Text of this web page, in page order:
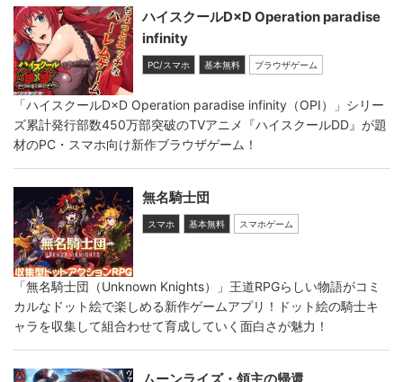
ハイスクールD×D Operation paradise
infinity
PC/スマホ 基本無料 ブラウザゲーム
「ハイスクールD×D Operation paradise infinity（OPI）」シリー
ズ累計発行部数450万部突破のTVアニメ『ハイスクールDD』が題
材のPC・スマホ向け新作ブラウザゲーム！
無名騎士団
スマホ 基本無料 スマホゲーム
「無名騎士団（Unknown Knights）」王道RPGらしい物語がコミ
カルなドット絵で楽しめる新作ゲームアプリ！ドット絵の騎士キ
ャラを収集して組合わせて育成していく面白さが魅力！